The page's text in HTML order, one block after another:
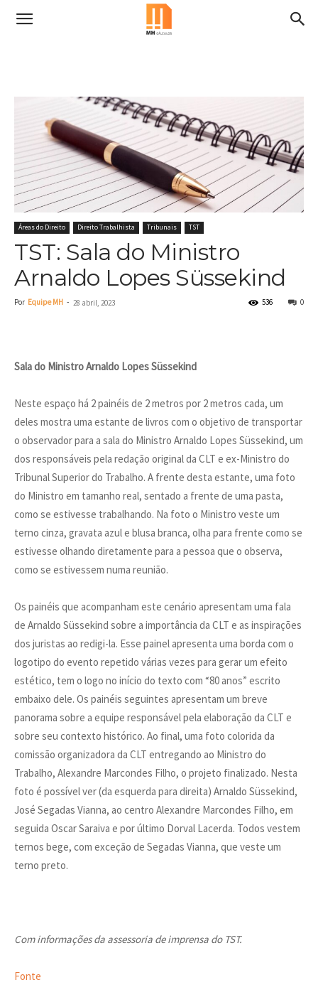
Áreas do Direito Direito Trabalhista Tribunais TST
TST: Sala do Ministro
Arnaldo Lopes Süssekind
Por Equipe MH - 28 abril, 2023 0
536
Sala do Ministro Arnaldo Lopes Süssekind
Neste espaço há 2 painéis de 2 metros por 2 metros cada, um
deles mostra uma estante de livros com o objetivo de transportar
o observador para a sala do Ministro Arnaldo Lopes Süssekind, um
dos responsáveis pela redação original da CLT e ex-Ministro do
Tribunal Superior do Trabalho. A frente desta estante, uma foto
do Ministro em tamanho real, sentado a frente de uma pasta,
como se estivesse trabalhando. Na foto o Ministro veste um
terno cinza, gravata azul e blusa branca, olha para frente como se
estivesse olhando diretamente para a pessoa que o observa,
como se estivessem numa reunião.
Os painéis que acompanham este cenário apresentam uma fala
de Arnaldo Süssekind sobre a importância da CLT e as inspirações
dos juristas ao redigi-la. Esse painel apresenta uma borda com o
logotipo do evento repetido várias vezes para gerar um efeito
estético, tem o logo no início do texto com “80 anos” escrito
embaixo dele. Os painéis seguintes apresentam um breve
panorama sobre a equipe responsável pela elaboração da CLT e
sobre seu contexto histórico. Ao final, uma foto colorida da
comissão organizadora da CLT entregando ao Ministro do
Trabalho, Alexandre Marcondes Filho, o projeto finalizado. Nesta
foto é possível ver (da esquerda para direita) Arnaldo Süssekind,
José Segadas Vianna, ao centro Alexandre Marcondes Filho, em
seguida Oscar Saraiva e por último Dorval Lacerda. Todos vestem
ternos bege, com exceção de Segadas Vianna, que veste um
terno preto.
Com informações da assessoria de imprensa do TST.
Fonte